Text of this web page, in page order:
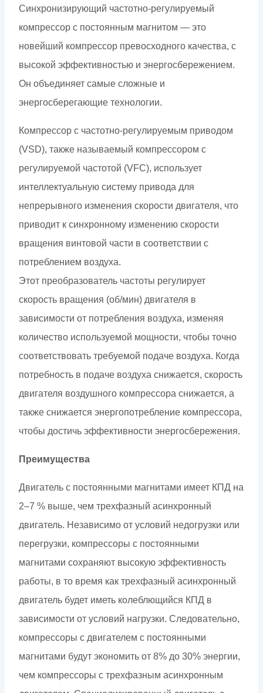
Синхронизирующий частотно-регулируемый
компрессор с постоянным магнитом — это
новейший компрессор превосходного качества, с
высокой эффективностью и энергосбережением.
Он объединяет самые сложные и
энергосберегающие технологии.
Компрессор с частотно-регулируемым приводом
(VSD), также называемый компрессором с
регулируемой частотой (VFC), использует
интеллектуальную систему привода для
непрерывного изменения скорости двигателя, что
приводит к синхронному изменению скорости
вращения винтовой части в соответствии с
потреблением воздуха.
Этот преобразователь частоты регулирует
скорость вращения (об/мин) двигателя в
зависимости от потребления воздуха, изменяя
количество используемой мощности, чтобы точно
соответствовать требуемой подаче воздуха. Когда
потребность в подаче воздуха снижается, скорость
двигателя воздушного компрессора снижается, а
также снижается энергопотребление компрессора,
чтобы достичь эффективности энергосбережения.
Преимущества
Двигатель с постоянными магнитами имеет КПД на
2–7 % выше, чем трехфазный асинхронный
двигатель. Независимо от условий недогрузки или
перегрузки, компрессоры с постоянными
магнитами сохраняют высокую эффективность
работы, в то время как трехфазный асинхронный
двигатель будет иметь колеблющийся КПД в
зависимости от условий нагрузки. Следовательно,
компрессоры с двигателем с постоянными
магнитами будут экономить от 8% до 30% энергии,
чем компрессоры с трехфазным асинхронным